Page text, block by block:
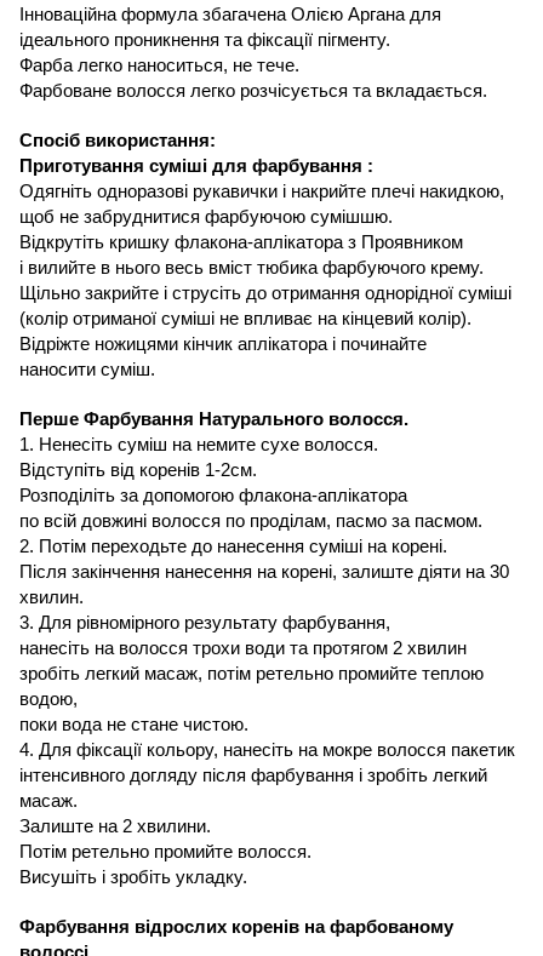
Інноваційна формула збагачена Олією Аргана для
ідеального проникнення та фіксації пігменту.
Фарба легко наноситься, не тече.
Фарбоване волосся легко розчісується та вкладається.
Спосіб використання:
Приготування суміші для фарбування :
Одягніть одноразові рукавички і накрийте плечі накидкою,
щоб не забруднитися фарбуючою сумішшю.
Відкрутіть кришку флакона-аплікатора з Проявником
і вилийте в нього весь вміст тюбика фарбуючого крему.
Щільно закрийте і струсіть до отримання однорідної суміші
(колір отриманої суміші не впливає на кінцевий колір).
Відріжте ножицями кінчик аплікатора і починайте
наносити суміш.
Перше Фарбування Натурального волосся.
1. Ненесіть суміш на немите сухе волосся.
Відступіть від коренів 1-2см.
Розподіліть за допомогою флакона-аплікатора
по всій довжині волосся по проділам, пасмо за пасмом.
2. Потім переходьте до нанесення суміші на корені.
Після закінчення нанесення на корені, залиште діяти на 30
хвилин.
3. Для рівномірного результату фарбування,
нанесіть на волосся трохи води та протягом 2 хвилин
зробіть легкий масаж, потім ретельно промийте теплою
водою,
поки вода не стане чистою.
4. Для фіксації кольору, нанесіть на мокре волосся пакетик
інтенсивного догляду після фарбування і зробіть легкий
масаж.
Залиште на 2 хвилини.
Потім ретельно промийте волосся.
Висушіть і зробіть укладку.
Фарбування відрослих коренів на фарбованому
волоссі.